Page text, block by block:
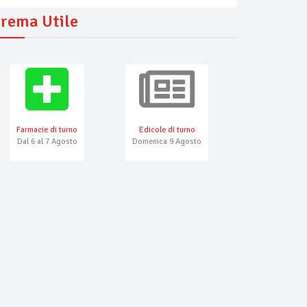
Utile
Farmacie di turno
Dal 6 al 7 Agosto
Edicole di turno
Domenica 9 Agosto